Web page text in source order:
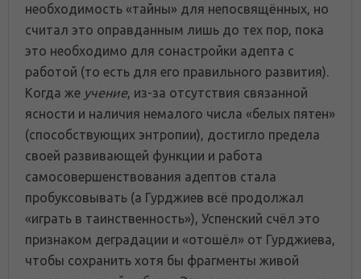
необходимость «тайны» для непосвящённых, но
считал это оправданным лишь до тех пор, пока
это необходимо для сонастройки адепта с
работой (то есть для его правильного развития).
Когда же учение, из-за отсутствия связанной
ясности и наличия немалого числа «белых пятен»
(способствующих энтропии), достигло предела
своей развивающей функции и работа
самосовершенствования адептов стала
пробуксовывать (а Гурджиев всё продолжал
«играть в таинственность»), Успенский счёл это
признаком деградации и «отошёл» от Гурджиева,
чтобы сохранить хотя бы фрагменты живой